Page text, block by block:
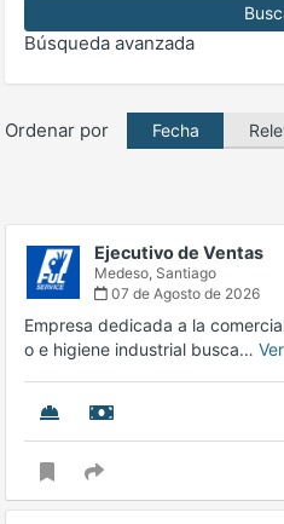
Búsqueda avanzada
Ordenar por Fecha
Ejecutivo de Ventas
Medeso, Santiago
07 de Agosto de 2026
Empresa dedicada a la
o e higiene industrial busca…